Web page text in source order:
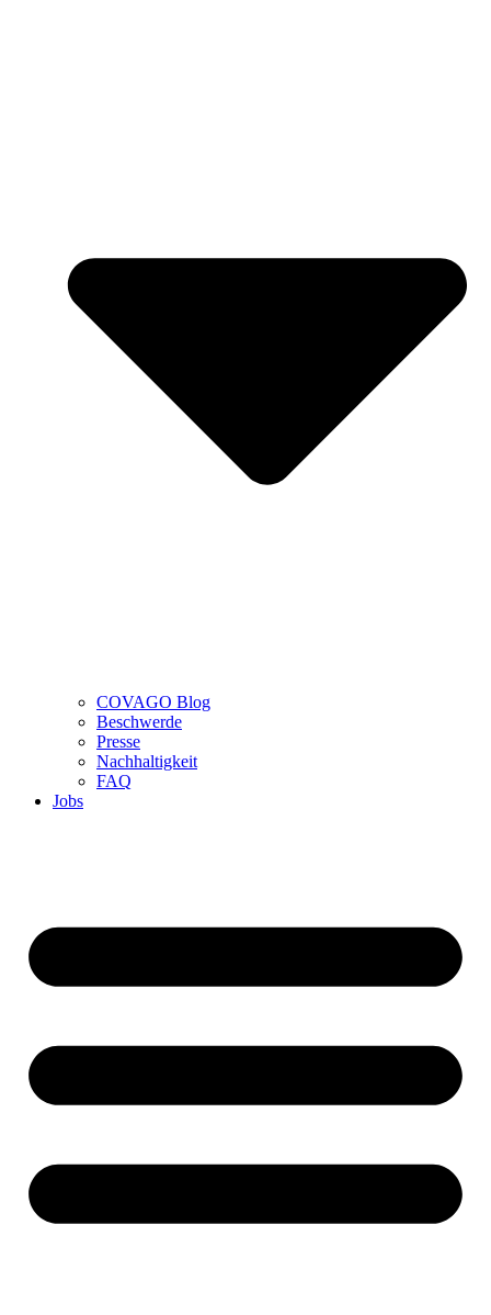
COVAGO Blog
Beschwerde
Presse
Nachhaltigkeit
FAQ
Jobs